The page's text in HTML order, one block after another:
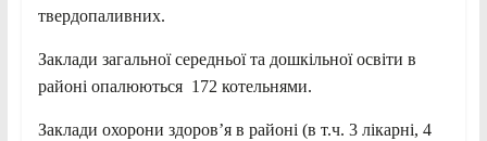
твердопаливних.
Заклади загальної середньої та дошкільної освіти в
районі опалюються 172 котельнями.
Заклади охорони здоров’я в районі (в т.ч. 3 лікарні, 4